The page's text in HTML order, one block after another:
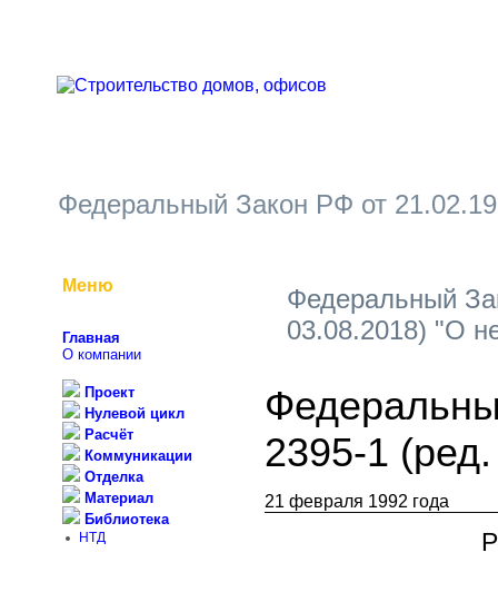
Федеральный Закон РФ от
Меню
Главная
О компании
Проект
Нулевой цикл
Расчёт
Коммуникации
Отделка
Материал
Библиотека
НТД
Федеральный
03.08.2018) "О
2395-1
21 февраля 1992 года